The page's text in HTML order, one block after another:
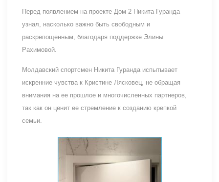
Перед появлением на проекте Дом 2 Никита Гуранда
узнал, насколько важно быть свободным и
раскрепощенным, благодаря поддержке Элины
Рахимовой.
Молдавский спортсмен Никита Гуранда испытывает
искренние чувства к Кристине Лясковец, не обращая
внимания на ее прошлое и многочисленных партнеров,
так как он ценит ее стремление к созданию крепкой
семьи.